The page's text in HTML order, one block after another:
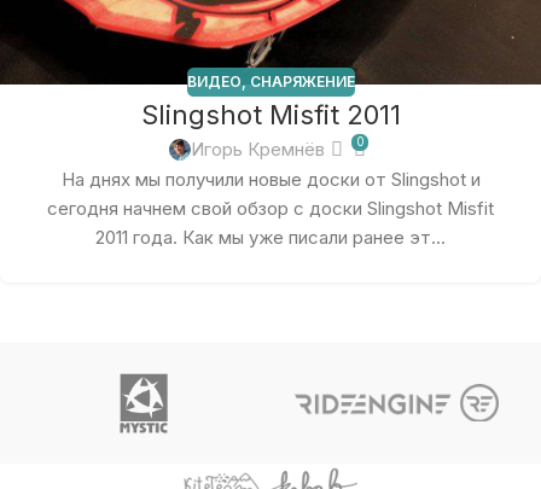
ВИДЕО, СНАРЯЖЕНИЕ
Slingshot Misfit 2011
Игорь Кремнёв 0
На днях мы получили новые доски от Slingshot и
сегодня начнем свой обзор с доски Slingshot Misfit
2011 года. Как мы уже писали ранее эт...